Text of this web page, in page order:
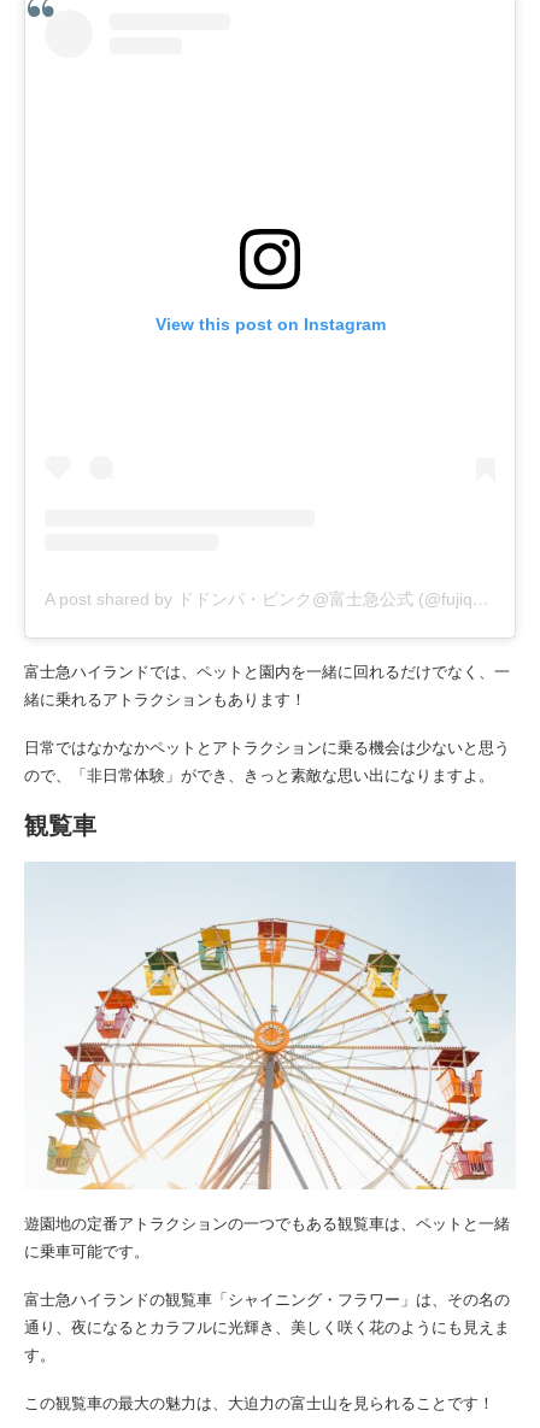
View this post on Instagram
A post shared by ドドンパ・ピンク@富士急公式 (@fujiqhighland)
富士急ハイランドでは、ペットと園内を一緒に回れるだけでなく、一
緒に乗れるアトラクションもあります！
日常ではなかなかペットとアトラクションに乗る機会は少ないと思う
ので、「非日常体験」ができ、きっと素敵な思い出になりますよ。
観覧車
遊園地の定番アトラクションの一つでもある観覧車は、ペットと一緒
に乗車可能です。
富士急ハイランドの観覧車「シャイニング・フラワー」は、その名の
通り、夜になるとカラフルに光輝き、美しく咲く花のようにも見えま
す。
この観覧車の最大の魅力は、大迫力の富士山を見られることです！